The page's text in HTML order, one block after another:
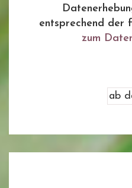
entsprechend der
zum